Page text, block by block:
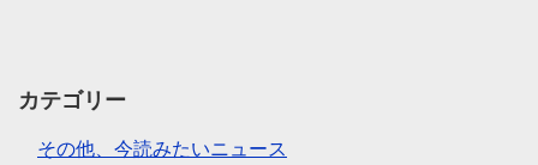
カテゴリー
その他、今読みたいニュース